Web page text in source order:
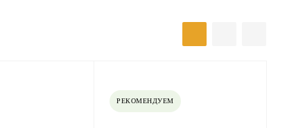
РЕКОМЕНДУЕМ